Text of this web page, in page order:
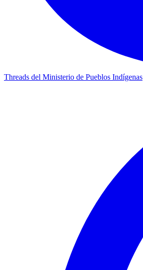
Threads del Ministerio de Pueblos Indígenas